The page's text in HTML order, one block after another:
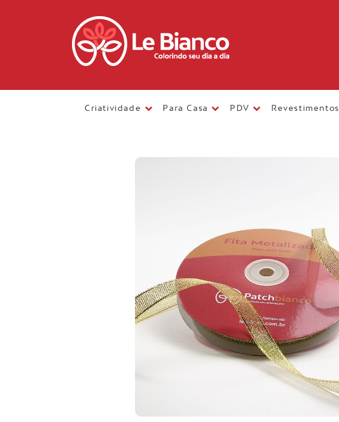
Criatividade Para Casa PDV Revestimentos